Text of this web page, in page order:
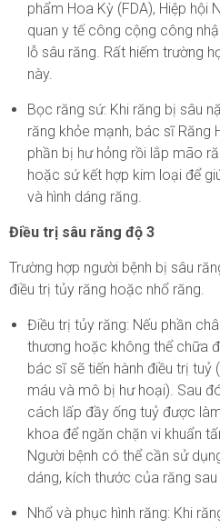
phẩm Hoa Kỳ (FDA), Hiệp
quan y tế công cộng công
lỗ sâu răng. Rất hiếm trường
này.
Bọc răng sứ: Khi răng bị sâu
răng khỏe mạnh, bác sĩ Răng
phần bị hư hỏng rồi lắp mão
hoặc sứ kết hợp kim loại để
và hình dáng răng.
Điều trị sâu răng độ 3
Trường hợp người bệnh bị sâu
điều trị tủy răng hoặc nhổ răng.
Điều trị tủy răng: Nếu phần
thương hoặc không thể chữa
bác sĩ sẽ tiến hành điều trị tuỷ
máu và mô bị hư hoại). Sau
cách lấp đầy ống tuỷ được
khoa để ngăn chặn vi khuẩn
Người bệnh có thể cần sử
dáng, kích thước của răng sau
Nhổ và phục hình răng: Khi